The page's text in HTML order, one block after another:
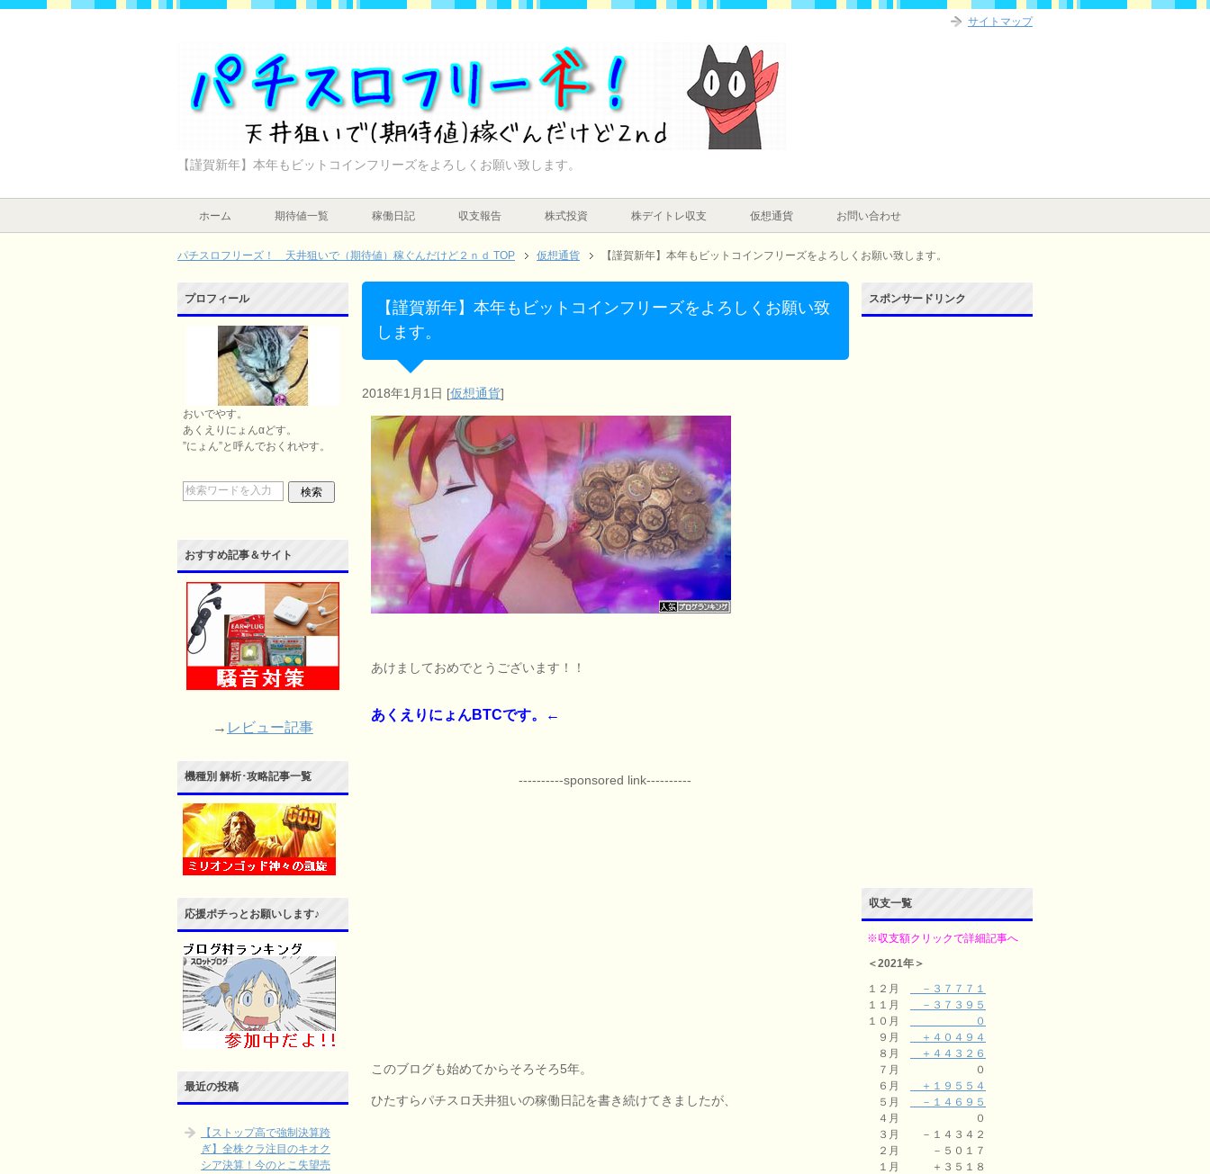
【謹賀新年】本年もビットコインフリーズをよろしくお願い致します。
ホーム 期待値一覧 稼働日記 収支報告 株式投資 株デイトレ収支 仮想通貨 お問い合わせ
パチスロフリーズ！ 天井狙いで（期待値）稼ぐんだけど２ｎｄ TOP 仮想通貨 【謹賀新年】本年もビットコインフリーズをよろしくお願い致します。
【謹賀新年】本年もビットコインフリーズをよろしくお願い致
します。
2018年1月1日 [仮想通貨]
あけましておめでとうございます！！
あくえりにょんBTCです。←
----------sponsored link----------
このブログも始めてからそろそろ5年。
ひたすらパチスロ天井狙いの稼働日記を書き続けてきましたが、
プロフィール
おいでやす。
あくえりにょんαどす。
”にょん”と呼んでおくれやす。
おすすめ記事＆サイト
→ レビュー記事
機種別 解析･攻略記事一覧
応援ポチっとお願いします♪
最近の投稿
【ストップ高で強制決算跨
ぎ】全株クラ注目のキオク
シア決算！今のとこ失望売
スポンサードリンク
収支一覧
※収支額クリックで詳細記事へ
＜2021年＞
１２月
－３７７７１
１１月
－３７３９５
１０月
０
９月
＋４０４９４
８月
＋４４３２６
７月 ０
６月
＋１９５５４
５月
－１４６９５
４月 ０
３月 －１４３４２
２月 －５０１７
１月 ＋３５１８
サイトマップ